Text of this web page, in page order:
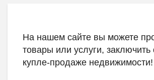
Предложение
На нашем сайте вы можете
товары или услуги, заключить
купле-продаже недвижимости!